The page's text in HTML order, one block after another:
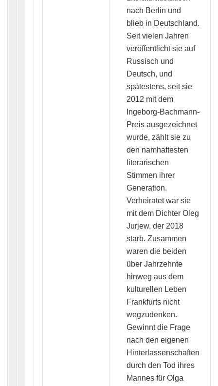
nach Berlin und
blieb in Deutschland.
Seit vielen Jahren
veröffentlicht sie auf
Russisch und
Deutsch, und
spätestens, seit sie
2012 mit dem
Ingeborg-Bachmann-
Preis ausgezeichnet
wurde, zählt sie zu
den namhaftesten
literarischen
Stimmen ihrer
Generation.
Verheiratet war sie
mit dem Dichter Oleg
Jurjew, der 2018
starb. Zusammen
waren die beiden
über Jahrzehnte
hinweg aus dem
kulturellen Leben
Frankfurts nicht
wegzudenken.
Gewinnt die Frage
nach den eigenen
Hinterlassenschaften
durch den Tod ihres
Mannes für Olga